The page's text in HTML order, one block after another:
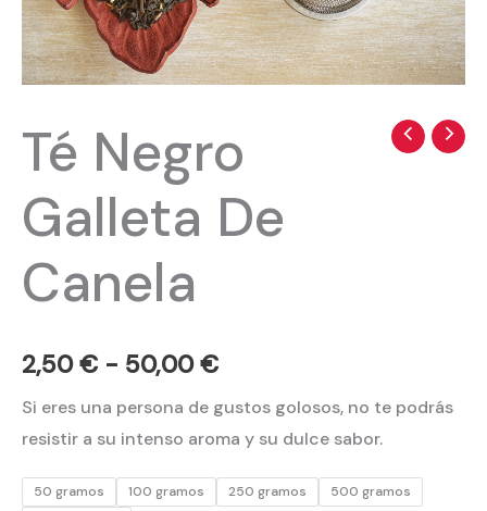
Té Negro
Galleta De
Canela
2,50€ - 50,00€
Rango
precios:
hasta
50,00 €
Si eres una persona de gustos golosos, no te podrás
resistir a su intenso aroma y su dulce sabor.
50 gramos 100 gramos 250 gramos
500 gramos
Té
Negro
Galleta
De
Canela
cantidad